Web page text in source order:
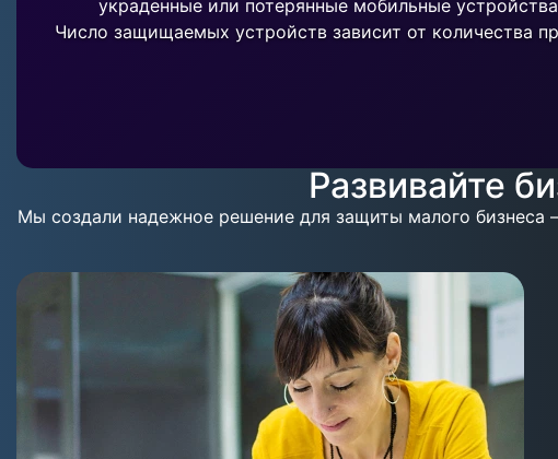
украденные или потерянные мобильные
Число защищаемых устройств зависит от количества
Развивайте
Мы создали надежное решение для защиты малого бизнеса